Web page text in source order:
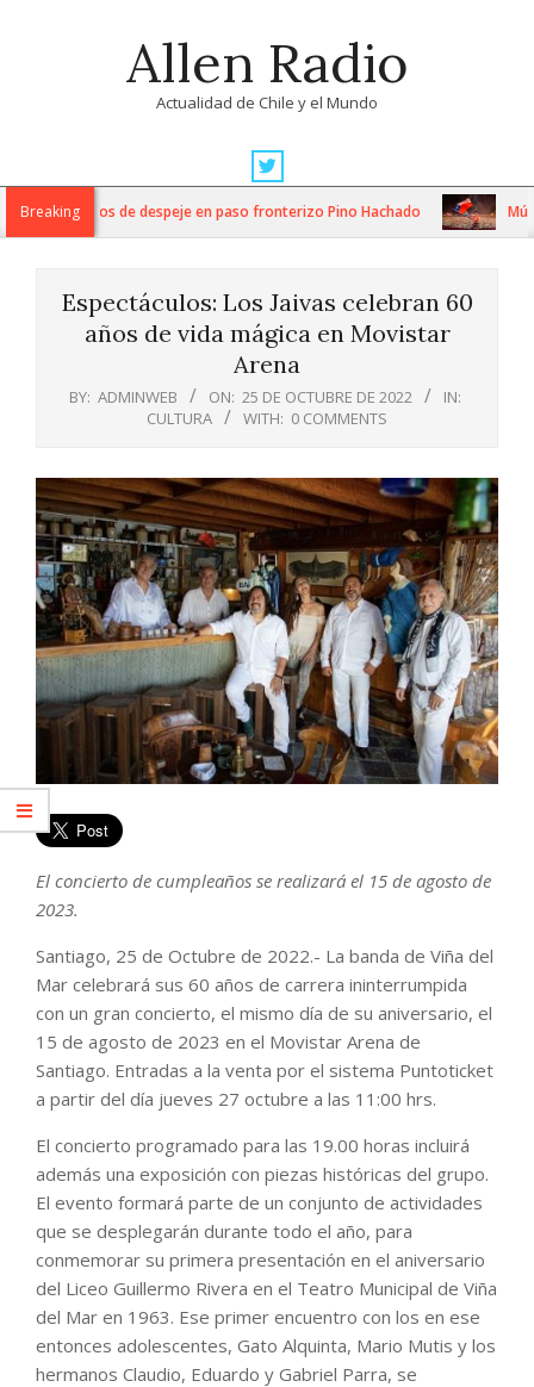
Allen Radio
Actualidad de Chile y el Mundo
Navigation
MenuBreaking
trabajos de despeje en paso fronterizo Pino Hachado
Espectáculos: Los Jaivas celebran 60
años de vida mágica en Movistar
Arena
BY: ADMINWEB ON: 25 DE OCTUBRE DE 2022
IN:
CULTURA
WITH: 0 COMMENTS
El concierto de cumpleaños se realizará el 15 de agosto de
2023.
Santiago, 25 de Octubre de 2022.- La banda de Viña del
Mar celebrará sus 60 años de carrera ininterrumpida
con un gran concierto, el mismo día de su aniversario, el
15 de agosto de 2023 en el Movistar Arena de
Santiago. Entradas a la venta por el sistema Puntoticket
a partir del día jueves 27 octubre a las 11:00 hrs.
El concierto programado para las 19.00 horas incluirá
además una exposición con piezas históricas del grupo.
El evento formará parte de un conjunto de actividades
que se desplegarán durante todo el año, para
conmemorar su primera presentación en el aniversario
del Liceo Guillermo Rivera en el Teatro Municipal de Viña
del Mar en 1963. Ese primer encuentro con los en ese
entonces adolescentes, Gato Alquinta, Mario Mutis y los
hermanos Claudio, Eduardo y Gabriel Parra, se